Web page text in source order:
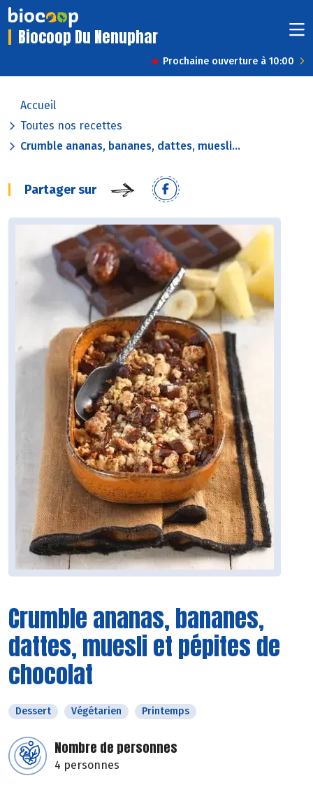
Biocoop Du Nenuphar
Prochaine ouverture à 10:00
Accueil
Toutes nos recettes
Crumble ananas, bananes, dattes, muesli...
Partager sur
Crumble ananas, bananes,
dattes, muesli et pépites de
chocolat
Dessert Végétarien Printemps
Nombre de personnes
4 personnes